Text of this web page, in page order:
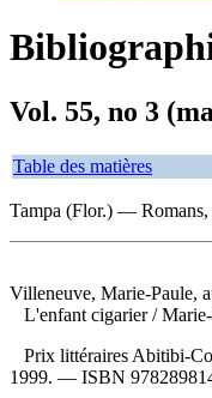
Vol. 55, no 3
Table des matières
Tampa (Flor.) — Romans,
Villeneuve, Marie-Paule,
L'enfant cigarier/
Prix littéraires Abitibi-
1999. — ISBN